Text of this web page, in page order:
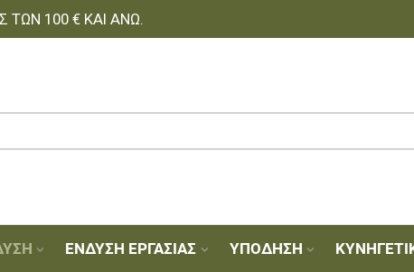
ΤΩΝ 100 € ΚΑΙ ΆΝΩ.
ΈΝΔΥΣΗ ΕΡΓΑΣΊΑΣ ΥΠΌΔΗΣΗ